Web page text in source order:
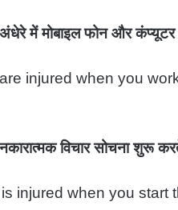
में मोबाइल फोन और कंप्यूटर
are injured when you
विचार सोचना शुरू
is injured when you start